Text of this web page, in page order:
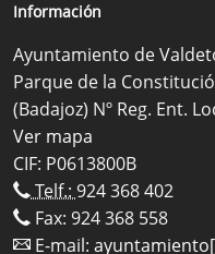
Información
Ayuntamiento de
Parque de la
(Badajoz) Nº Reg. Ent.
Ver mapa
CIF: P0613800B
Telf.: 924 368 402
Fax: 924 368 558
E-mail: